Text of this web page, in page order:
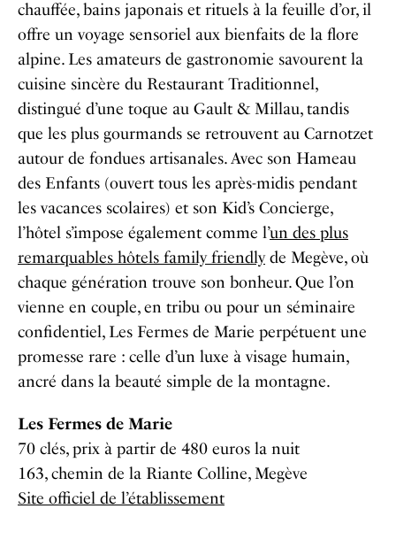
chauffée, bains japonais et rituels à la feuille d’or, il
offre un voyage sensoriel aux bienfaits de la flore
alpine. Les amateurs de gastronomie savourent la
cuisine sincère du Restaurant Traditionnel,
distingué d’une toque au Gault & Millau, tandis
que les plus gourmands se retrouvent au Carnotzet
autour de fondues artisanales. Avec son Hameau
des Enfants (ouvert tous les après-midis pendant
les vacances scolaires) et son Kid’s Concierge,
l’hôtel s’impose également comme l’un des plus
remarquables hôtels family friendlyde Megève, où
chaque génération trouve son bonheur. Que l’on
vienne en couple, en tribu ou pour un séminaire
confidentiel, Les Fermes de Marie perpétuent une
promesse rare : celle d’un luxe à visage humain,
ancré dans la beauté simple de la montagne.
Les Fermes de Marie
70 clés, prix à partir de 480 euros la nuit
163, chemin de la Riante Colline, Megève
Site officiel de l’établissement